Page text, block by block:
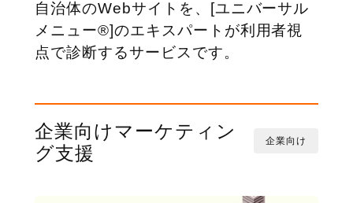
自治体のWebサイトを、[ユニバーサル
メニュー®]のエキスパートが利用者視
点で診断するサービスです。
企業向け
企業向けマーケティン
グ支援